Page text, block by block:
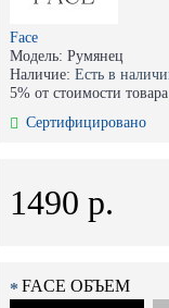
Face
Модель: Румянец
Наличие: Есть в
5% от стоимости
Сертифицировано
1490 р.
FACE ОБЪЕМ